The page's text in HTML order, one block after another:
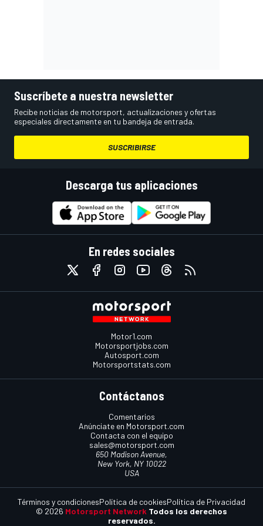
Suscríbete a nuestra newsletter
Recibe noticias de motorsport, actualizaciones y ofertas
especiales directamente en tu bandeja de entrada.
SUSCRIBIRSE
Descarga tus aplicaciones
En redes sociales
Motor1.com
Motorsportjobs.com
Autosport.com
Motorsportstats.com
Contáctanos
Comentarios
Anúnciate en Motorsport.com
Contacta con el equipo
sales@motorsport.com
650 Madison Avenue,
New York, NY 10022
USA
© 2026 Motorsport Network Todos los derechos
reservados.
Términos y condicionesPolítica de cookiesPolítica de Privacidad